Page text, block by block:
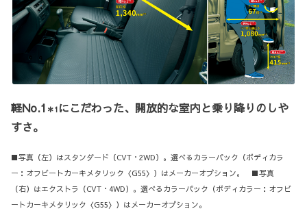
軽No.1 ＊1 にこだわった、開放的な室内と乗り降りのしや
すさ。
■写真（左）はスタンダード（CVT・2WD）。選べるカラーパック（ボディカラ
ー：オフビートカーキメタリック〈G55〉）はメーカーオプション。 ■写真
（右）はエクストラ（CVT・4WD）。選べるカラーパック（ボディカラー：オフビ
ートカーキメタリック〈G55〉）はメーカーオプション。